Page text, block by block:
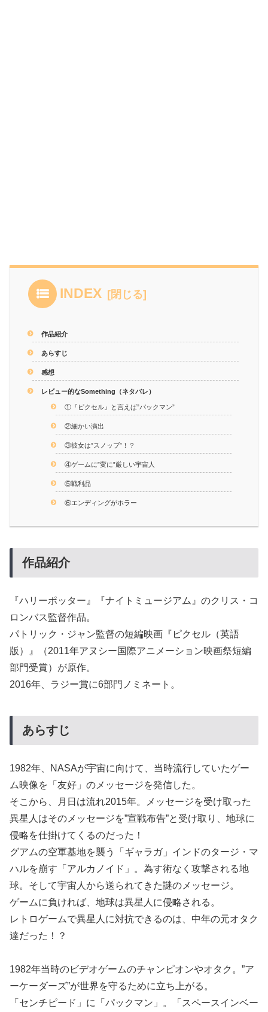
INDEX
作品紹介
あらすじ
感想
レビュー的なSomething（ネタバレ）
①『ピクセル』と言えば”パックマン”
②細かい演出
③彼女は”スノッブ”！？
④ゲームに”変に”厳しい宇宙人
⑤戦利品
⑥エンディングがホラー
作品紹介
『ハリーポッター』『ナイトミュージアム』のクリス・コ
ロンバス監督作品。
パトリック・ジャン監督の短編映画『ピクセル（英語
版）』（2011年アヌシー国際アニメーション映画祭短編
部門受賞）が原作。
2016年、ラジー賞に6部門ノミネート。
あらすじ
1982年、NASAが宇宙に向けて、当時流行していたゲー
ム映像を「友好」のメッセージを発信した。
そこから、月日は流れ2015年。メッセージを受け取った
異星人はそのメッセージを”宣戦布告”と受け取り、地球に
侵略を仕掛けてくるのだった！
グアムの空軍基地を襲う「ギャラガ」インドのタージ・マ
ハルを崩す「アルカノイド」。為す術なく攻撃される地
球。そして宇宙人から送られてきた謎のメッセージ。
ゲームに負ければ、地球は異星人に侵略される。
レトロゲームで異星人に対抗できるのは、中年の元オタク
達だった！？
1982年当時のビデオゲームのチャンピオンやオタク。”ア
ーケーダーズ”が世界を守るために立ち上がる。
「センチピード」に「パックマン」。「スペースインベー